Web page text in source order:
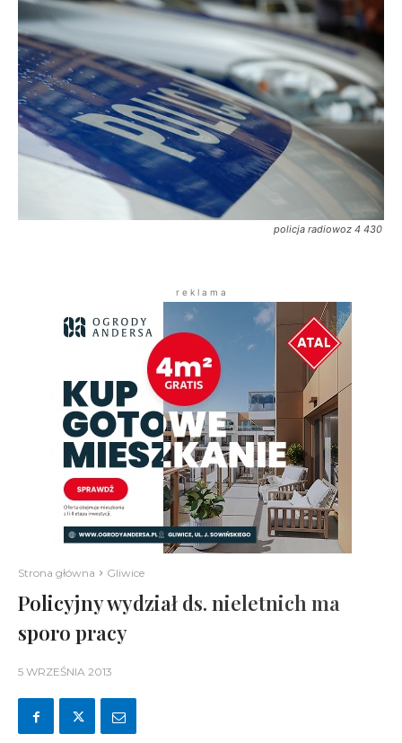
policja radiowoz 4 430
r e k l a m a
Strona główna Gliwice
Policyjny wydział ds. nieletnich ma
sporo pracy
5 WRZEŚNIA 2013